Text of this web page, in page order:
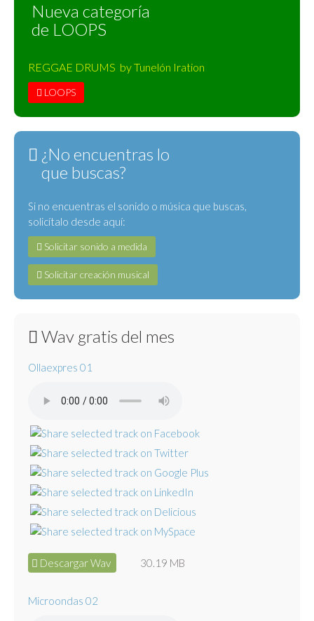
Nueva categoría
de LOOPS
REGGAE DRUMS by Tunelón Iration
LOOPS
¿No encuentras lo
que buscas?
Si no encuentras el sonido o música que buscas,
solicítalo desde aquí:
Solicitar sonido a medida
Solicitar creación musical
Wav gratis del mes
Ollaexpres 01
Descargar Wav 30.19 MB
Microondas 02